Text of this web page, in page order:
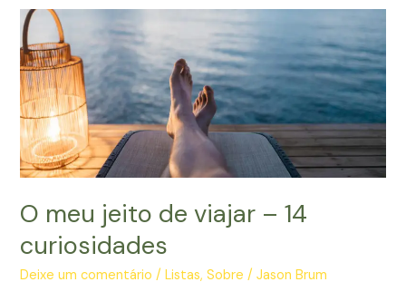
O meu jeito de viajar – 14
curiosidades
Deixe um comentário /Listas,Sobre /Jason Brum